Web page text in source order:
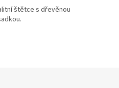
štětce s dřevěnou